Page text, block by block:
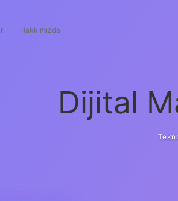
Hakkımızda
Dijital